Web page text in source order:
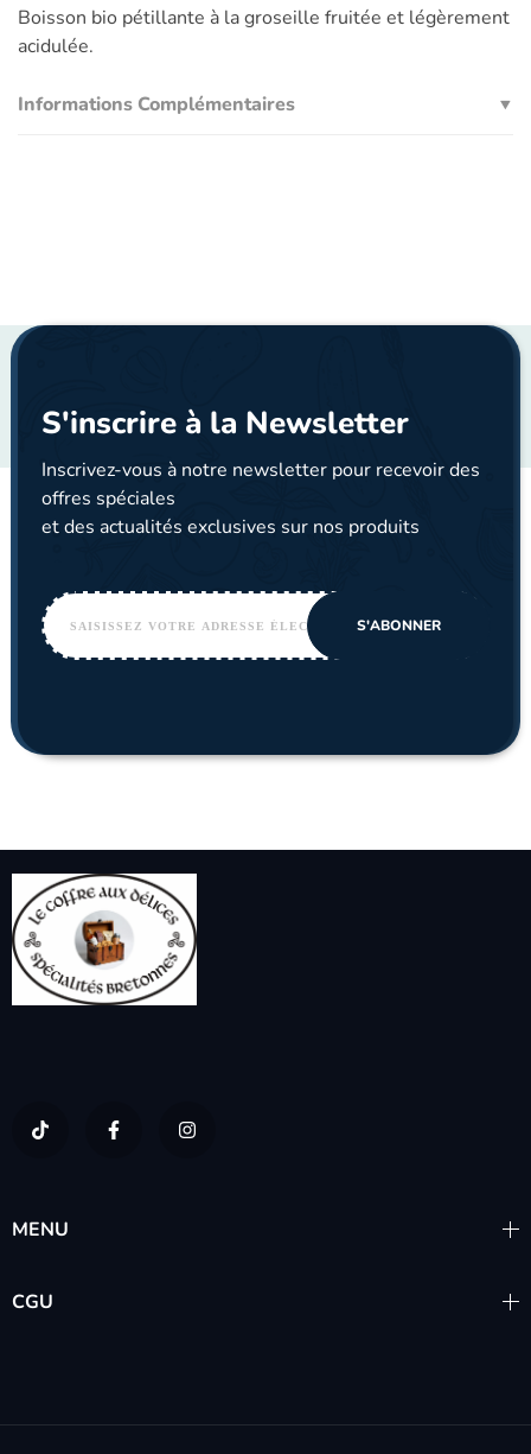
Boisson bio pétillante à la groseille fruitée et légèrement
acidulée.
Informations Complémentaires
S'inscrire à la Newsletter
Inscrivez-vous à notre newsletter pour recevoir des
offres spéciales
et des actualités exclusives sur nos produits
MENU
CGU